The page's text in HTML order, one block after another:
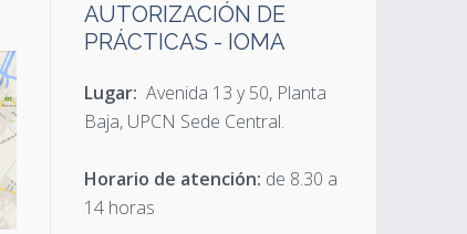
AUTORIZACIÓN DE
PRÁCTICAS - IOMA
Lugar: Avenida 13 y 50, Planta
Baja, UPCN Sede Central.
Horario de atención: de 8.30 a
14 horas